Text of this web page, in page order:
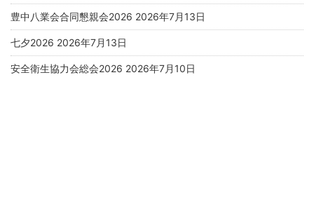
豊中八業会合同懇親会2026 2026年7月13日
七夕2026 2026年7月13日
安全衛生協力会総会2026 2026年7月10日